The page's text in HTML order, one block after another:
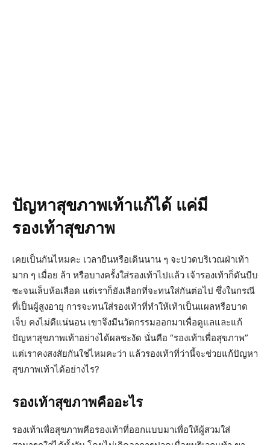
ปัญหาสุขภาพเท้าแก้ได้ แค่มี
รองเท้าสุขภาพ
เคยเป็นกันไหมคะ เวลายืนหรือเดินนาน ๆ จะปวดบริเวณฝ่าเท้า
มาก ๆ เมื่อย ล้า หรือบางครั้งใส่รองเท้าไปแล้ว เจ้ารองเท้าก็ดันบีบ
ซะจนเล็บห้อเลือด แต่เราก็ยังเลือกที่จะทนใส่กันต่อไป ซึ่งในกรณี
ที่เป็นผู้สูงอายุ การจะทนใส่รองเท้าที่ทำให้เท้าเป็นแผลหรือบาด
เจ็บ คงไม่ดีแน่นอน เขาจึงมีนวัตกรรมออกมาเพื่อดูแลและแก้
ปัญหาสุขภาพเท้าอย่างได้ผลชะงัด นั่นคือ “รองเท้าเพื่อสุขภาพ”
แต่เราคงสงสัยกันใช่ไหมคะว่า แล้วรองเท้าที่ว่านี้จะช่วยแก้ปัญหา
สุขภาพเท้าได้อย่างไร?
รองเท้าสุขภาพคืออะไร
รองเท้าเพื่อสุขภาพคือรองเท้าที่ออกแบบมาเพื่อให้ผู้สวมใส่